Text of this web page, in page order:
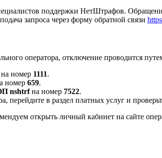
поддержки НетШтрафов.
запроса через форму обратной связи
оператора, отключение проводится
на номер 1111.
номер 659.
nshtrfна номер 7522.
в раздел платных услуг и
открыть личный кабинет на сайте